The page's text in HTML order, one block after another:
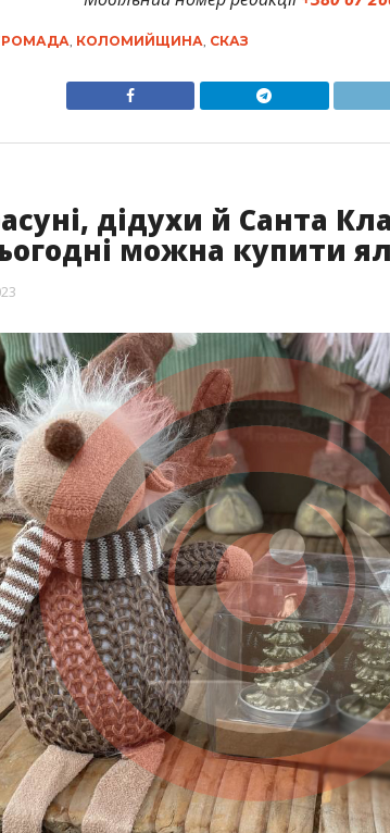
, КОЛОМИЙЩИНА, СКАЗ
дідухи й Санта
можна купити